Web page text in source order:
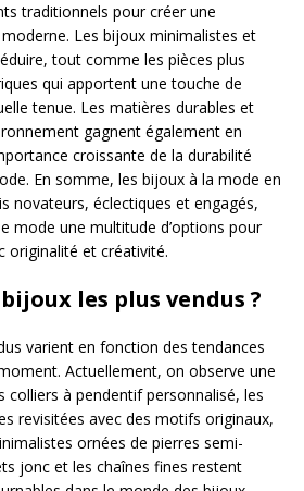
traditionnels pour créer une
Les bijoux minimalistes et
tout comme les pièces plus
qui apportent une touche de
tenue. Les matières durables et
gagnent également en
croissante de la durabilité
En somme, les bijoux à la mode en
novateurs, éclectiques et engagés,
mode une multitude d’options pour
originalité et créativité.
les plus vendus ?
varient en fonction des tendances
Actuellement, on observe une
à pendentif personnalisé, les
revisitées avec des motifs originaux,
ornées de pierres semi-
jonc et les chaînes fines restent